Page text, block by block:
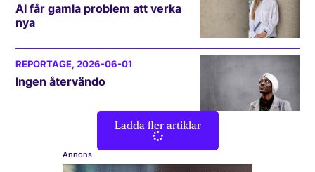
AI får gamla problem att verka
nya
REPORTAGE, 2026-06-01
Ingen återvändo
Ladda fler artiklar
Annons